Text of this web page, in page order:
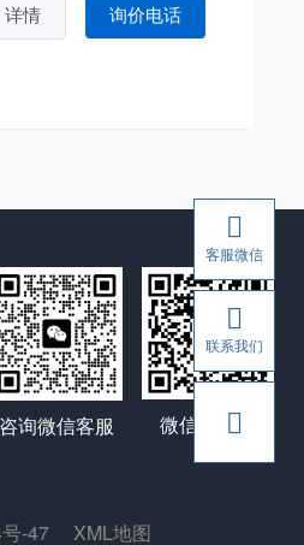
详情 询价电话
客服微信
联系我们
咨询微信客服 微信公众号
-47 XML地图